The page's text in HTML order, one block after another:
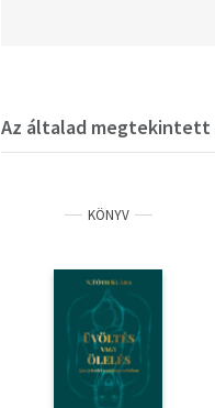
Az általad megtekintett
KÖNYV